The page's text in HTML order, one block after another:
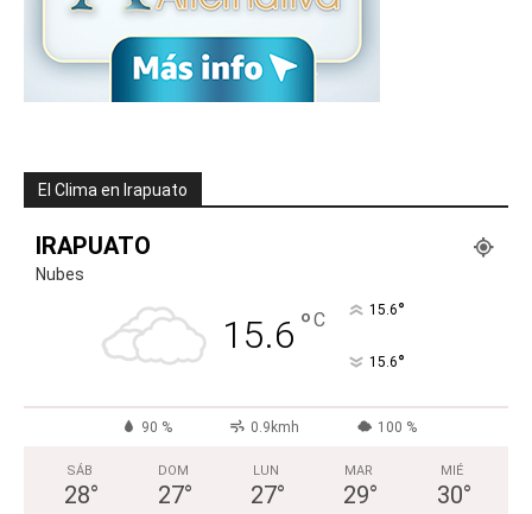
El Clima en Irapuato
IRAPUATO
Nubes
15.6 °C 15.6°
15.6°
90 % 0.9kmh 100 %
SÁB
28°
DOM
27°
LUN
27°
MAR
29°
MIÉ
30°